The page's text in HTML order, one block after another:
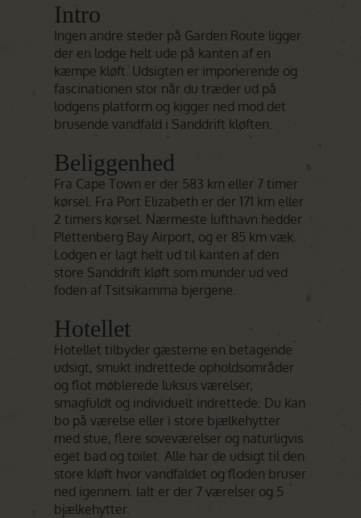
Intro
Ingen andre steder på Garden Route ligger
der en lodge helt ude på kanten af en
kæmpe kløft. Udsigten er imponerende og
fascinationen stor når du træder ud på
lodgens platform og kigger ned mod det
brusende vandfald i Sanddrift kløften.
Beliggenhed
Fra Cape Town er der 583 km eller 7 timer
kørsel. Fra Port Elizabeth er der 171 km eller
2 timers kørsel. Nærmeste lufthavn hedder
Plettenberg Bay Airport, og er 85 km væk.
Lodgen er lagt helt ud til kanten af den
store Sanddrift kløft som munder ud ved
foden af Tsitsikamma bjergene.
Hotellet
Hotellet tilbyder gæsterne en betagende
udsigt, smukt indrettede opholdsområder
og flot møblerede luksus værelser,
smagfuldt og individuelt indrettede. Du kan
bo på værelse eller i store bjælkehytter
med stue, flere soveværelser og naturligvis
eget bad og toilet. Alle har de udsigt til den
store kløft hvor vandfaldet og floden bruser
ned igennem. Ialt er der 7 værelser og 5
bjælkehytter.